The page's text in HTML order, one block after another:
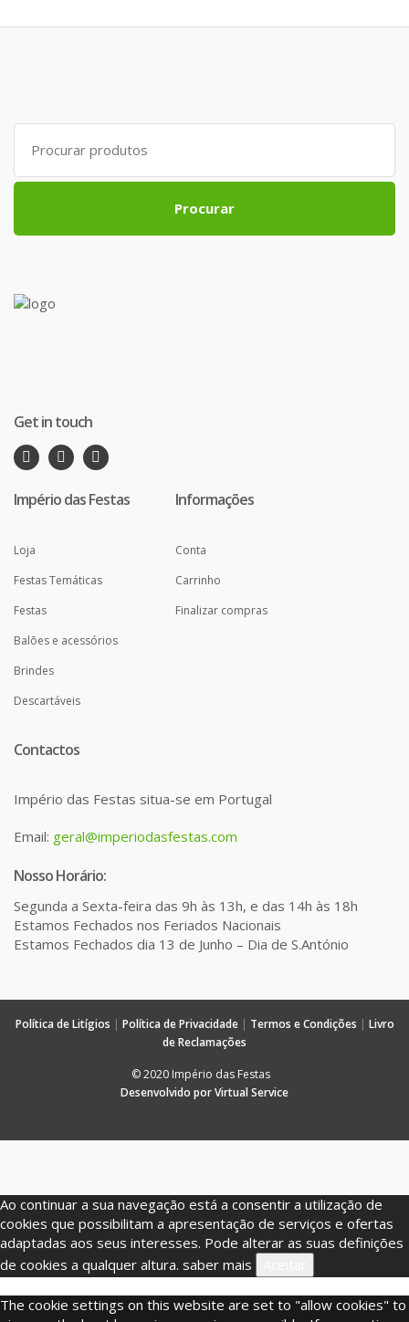
Search
for:
Procurar
Get in touch
Império das Festas
Loja
Festas Temáticas
Festas
Balões e acessórios
Brindes
Descartáveis
Informações
Conta
Carrinho
Finalizar compras
Contactos
Império das Festas situa-se em Portugal
Email: geral@imperiodasfestas.com
Nosso Horário:
Segunda a Sexta-feira das 9h às 13h, e das 14h às 18h
Estamos Fechados nos Feriados Nacionais
Estamos Fechados dia 13 de Junho – Dia de S.António
Política de Litígios | Política de Privacidade| Termos e Condições | Livro
de Reclamações
© 2020 Império das Festas
Desenvolvido por Virtual Service
Ao continuar a sua navegação está a consentir a utilização de
cookies que possibilitam a apresentação de serviços e ofertas
adaptadas aos seus interesses. Pode alterar as suas definições
de cookies a qualquer altura. saber mais
The cookie settings on this website are set to "allow cookies" to